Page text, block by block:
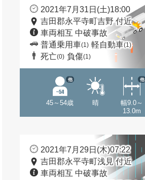
2021年7月31日(土)18:00
吉田郡永平寺町吉野 付近
車両相互 中破事故
普通乗用車(1) 軽自動車(1)
死亡(0) 負傷(1)
45～54歳
他
晴
幅9.0～
13.0m
他
2021年7月29日(木)07:22
吉田郡永平寺町浅見 付近
車両相互 中破事故